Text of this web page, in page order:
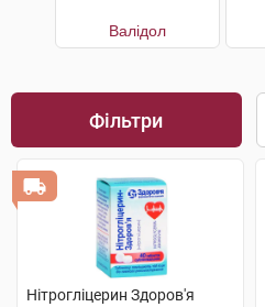
Валідол
Фільтри
Нітрогліцерин Здоров'я